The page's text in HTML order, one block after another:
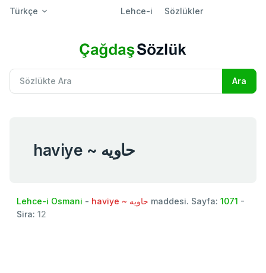
Türkçe Lehce-i Sözlükler
haviye ~ حاويه
Lehce-i Osmani - haviye ~ حاويه maddesi. Sayfa: 1071 -
Sira: 12